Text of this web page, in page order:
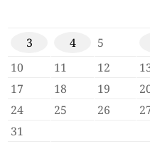
3
4 5
10
11 12
17
18 19
24
25 26
31